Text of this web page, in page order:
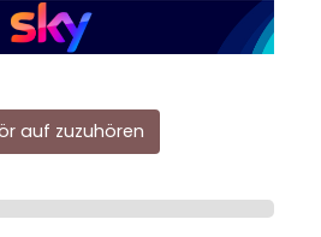
auf zuzuhören